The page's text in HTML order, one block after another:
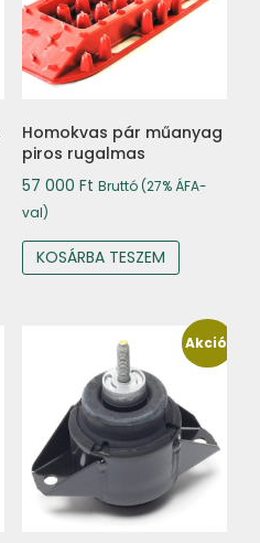
Homokvas pár műanyag
piros rugalmas
57 000 Ft Bruttó (27% ÁFA-
val)
KOSÁRBA TESZEM
Akció!